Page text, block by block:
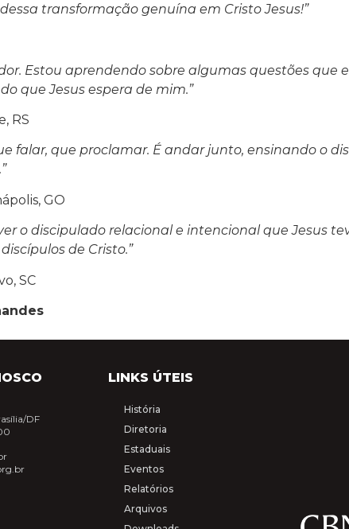
transformação genuína em Cristo Jesus!”
Estou aprendendo sobre algumas questões
que Jesus espera de mim.”
RS
falar, que proclamar. É andar junto, ensinando o
GO
o discipulado relacional e intencional que Jesus
de Cristo.”
SC
DF
LINKS ÚTEIS
História
Diretoria
Estaduais
Eventos
Relatórios
Arquivos